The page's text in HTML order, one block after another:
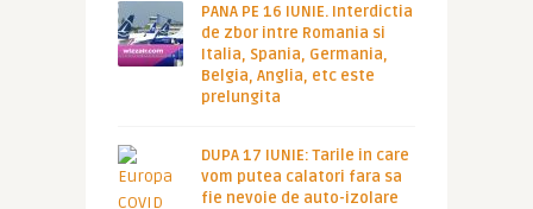
PANA PE 16 IUNIE. Interdictia
de zbor intre Romania si
Italia, Spania, Germania,
Belgia, Anglia, etc este
prelungita
DUPA 17 IUNIE: Tarile in care
vom putea calatori fara sa
fie nevoie de auto-izolare